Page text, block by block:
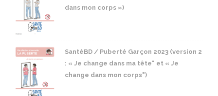
dans mon corps »)
SantéBD / Puberté Garçon 2023 (version 2
: « Je change dans ma tête" et « Je
change dans mon corps")